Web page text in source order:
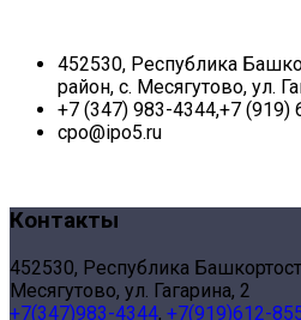
452530, Республика
район, с. Месягутово, ул.
+7 (347) 983-4344,+7 (919)
cpo@ipo5.ru
Контакты
452530, Республика
Месягутово, ул. Гагарина, 2
+7(347)983-4344, +7(919)612-